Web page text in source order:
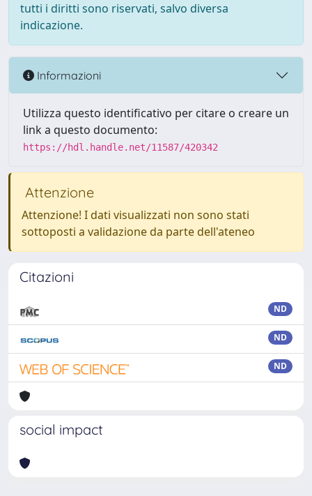
tutti i diritti sono riservati, salvo diversa
indicazione.
Informazioni
Utilizza questo identificativo per citare o creare un
link a questo documento:
https://hdl.handle.net/11587/420342
Attenzione
Attenzione! I dati visualizzati non sono stati
sottoposti a validazione da parte dell'ateneo
Citazioni
ND
ND
ND
social impact